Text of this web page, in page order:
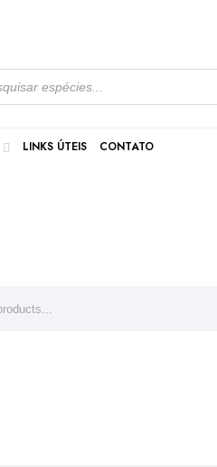
LINKS ÚTEIS CONTATO